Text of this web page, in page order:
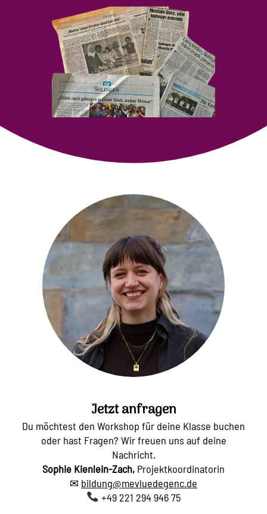
Jetzt anfragen
Du möchtest den Workshop für deine Klasse buchen
oder hast Fragen? Wir freuen uns auf deine
Nachricht.
Sophie Kienlein-Zach, Projektkoordinatorin
✉ bildung@mevluedegenc.de
+49 221 294 946 75